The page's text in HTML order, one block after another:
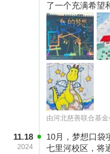
（图片已授权）
了一个充满希望
由河北慈善联合基金
11.18
2024
10月，梦想口袋
七里河校区，将